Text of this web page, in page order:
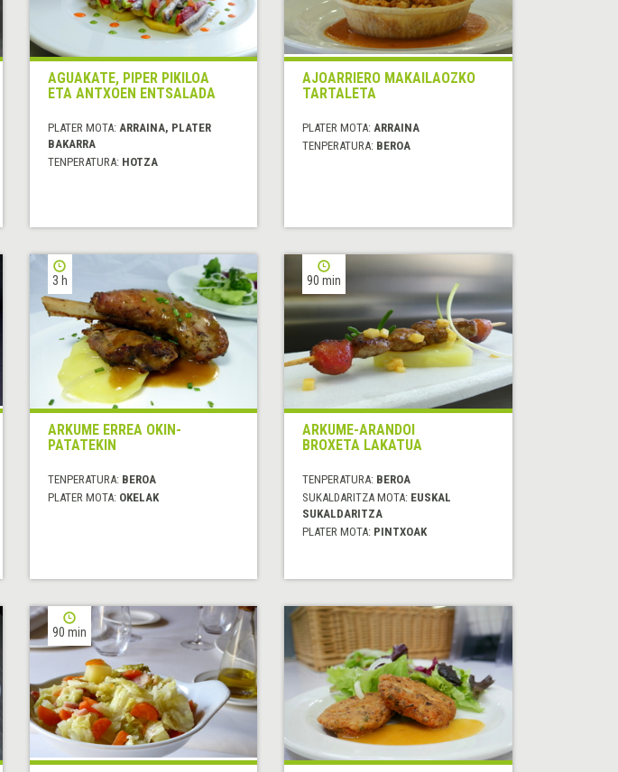
AGUAKATE, PIPER PIKILOA
ETA ANTXOEN ENTSALADA
PLATER MOTA: ARRAINA, PLATER
BAKARRA
TENPERATURA: HOTZA
AJOARRIERO MAKAILAOZKO
TARTALETA
PLATER MOTA:ARRAINA
TENPERATURA: BEROA
3 h
ARKUME ERREA OKIN-
PATATEKIN
TENPERATURA: BEROA
PLATER MOTA: OKELAK
90 min
ARKUME-ARANDOI
BROXETA LAKATUA
TENPERATURA: BEROA
SUKALDARITZA MOTA: EUSKAL
SUKALDARITZA
PLATER MOTA: PINTXOAK
90 min